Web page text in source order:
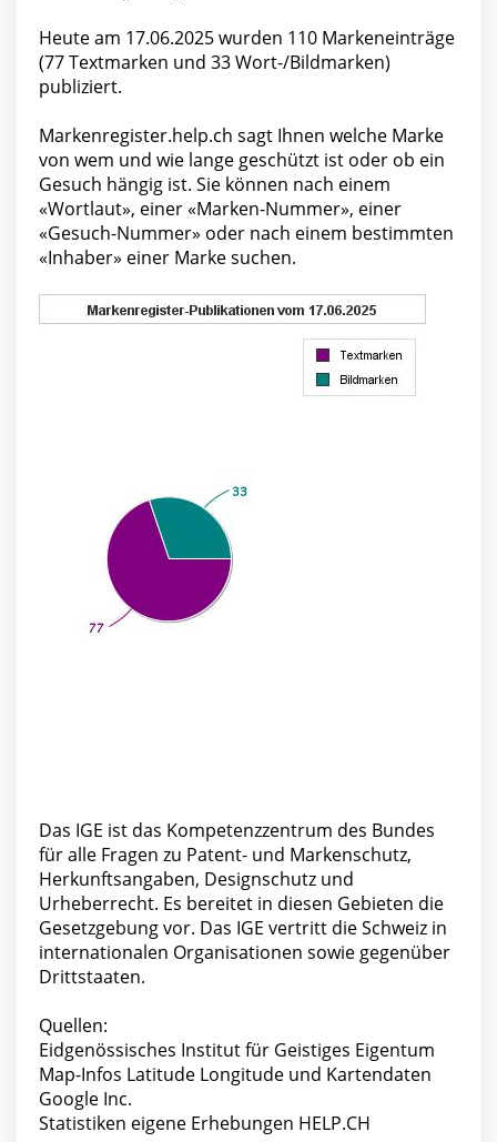
Heute am 17.06.2025 wurden 110 Markeneinträge
(77 Textmarken und 33 Wort-/Bildmarken)
publiziert.
Markenregister.help.ch sagt Ihnen welche Marke
von wem und wie lange geschützt ist oder ob ein
Gesuch hängig ist. Sie können nach einem
«Wortlaut», einer «Marken-Nummer», einer
«Gesuch-Nummer» oder nach einem bestimmten
«Inhaber» einer Marke suchen.
Das IGE ist das Kompetenzzentrum des Bundes
für alle Fragen zu Patent- und Markenschutz,
Herkunftsangaben, Designschutz und
Urheberrecht. Es bereitet in diesen Gebieten die
Gesetzgebung vor. Das IGE vertritt die Schweiz in
internationalen Organisationen sowie gegenüber
Drittstaaten.
Quellen:
Eidgenössisches Institut für Geistiges Eigentum
Map-Infos Latitude Longitude und Kartendaten
Google Inc.
Statistiken eigene Erhebungen HELP.CH